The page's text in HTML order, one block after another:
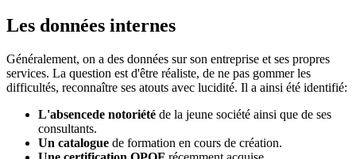
Les données internes
Généralement, on a des données sur son entreprise et ses propres
services. La question est d'être réaliste, de ne pas gommer les
difficultés, reconnaître ses atouts avec lucidité. Il a ainsi été identifié:
L'absencede notoriété de la jeune société ainsi que de ses
consultants.
Un catalogue de formation en cours de création.